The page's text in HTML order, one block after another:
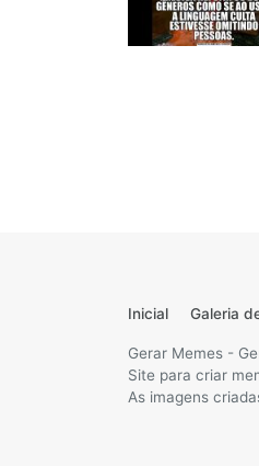
Inicial Galeria
Gerar Memes -
Site para criar
As imagens